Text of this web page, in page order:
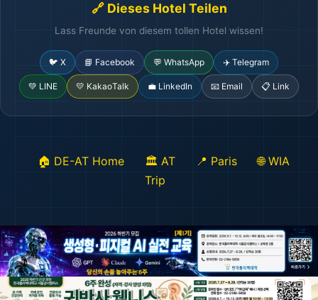
🌆
🔗 Dieses Hotel Teilen
Lass Freunde von diesem tollen Hotel wissen!
🐦 X 📘 Facebook 💬 WhatsApp ✈️ Telegram
💚 LINE 💛 KakaoTalk 💼 LinkedIn 📧 Email 📋 Link
🏠 DE-AT Home 🏛️ AT 📍 Paris
🌐 WIA
Trip